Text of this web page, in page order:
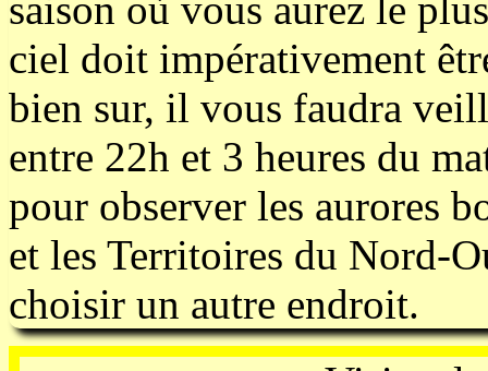
saison où vous aurez le
ciel doit impérativement
bien sur, il vous faudra
entre 22h et 3 heures du
pour observer les aurores
et les Territoires du Nord-
choisir un autre endroit.